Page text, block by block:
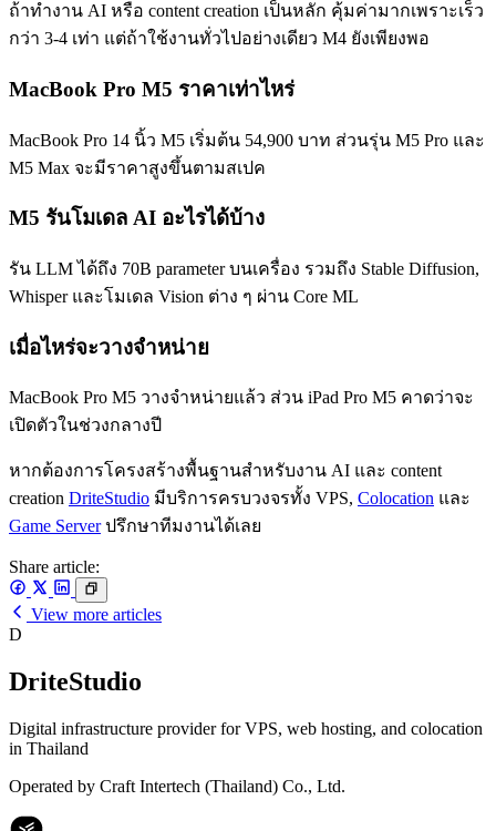
ถ้าทำงาน AI หรือ content creation เป็นหลัก คุ้มค่ามากเพราะเร็ว
กว่า 3-4 เท่า แต่ถ้าใช้งานทั่วไปอย่างเดียว M4 ยังเพียงพอ
MacBook Pro M5 ราคาเท่าไหร่
MacBook Pro 14 นิ้ว M5 เริ่มต้น 54,900 บาท ส่วนรุ่น M5 Pro และ
M5 Max จะมีราคาสูงขึ้นตามสเปค
M5 รันโมเดล AI อะไรได้บ้าง
รัน LLM ได้ถึง 70B parameter บนเครื่อง รวมถึง Stable Diffusion,
Whisper และโมเดล Vision ต่าง ๆ ผ่าน Core ML
เมื่อไหร่จะวางจำหน่าย
MacBook Pro M5 วางจำหน่ายแล้ว ส่วน iPad Pro M5 คาดว่าจะ
เปิดตัวในช่วงกลางปี
หากต้องการโครงสร้างพื้นฐานสำหรับงาน AI และ content
creation DriteStudio มีบริการครบวงจรทั้ง VPS, Colocation และ
Game Serverปรึกษาทีมงานได้เลย
Share article:
View more articles
D
DriteStudio
Digital infrastructure provider for VPS, web hosting, and colocation
in Thailand
Operated by Craft Intertech (Thailand) Co., Ltd.